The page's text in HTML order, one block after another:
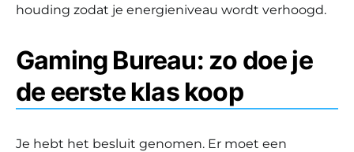
houding zodat je energieniveau wordt verhoogd.
Gaming Bureau: zo doe je
de eerste klas koop
Je hebt het besluit genomen. Er moet een